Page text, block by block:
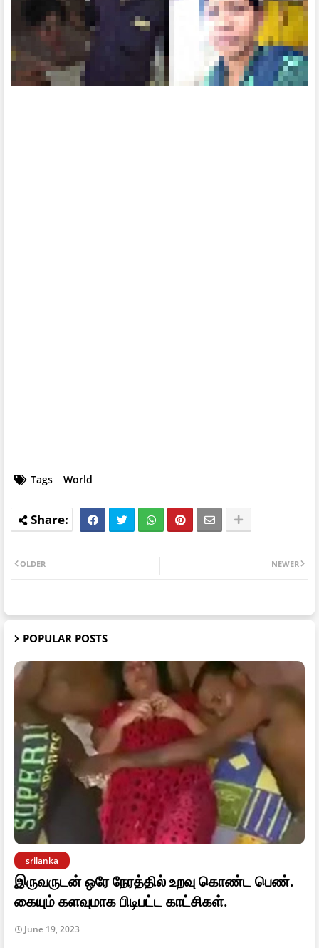
Tags World
NEWER
OLDER
POPULAR POSTS
srilanka
இருவருடன் ஒரே நேரத்தில் உறவு கொண்ட பெண்.
கையும் களவுமாக பிடிபட்ட காட்சிகள்.
June 19, 2023